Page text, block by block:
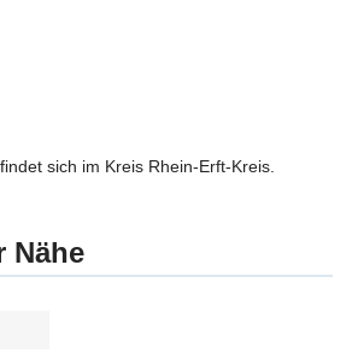
sich im Kreis Rhein-Erft-Kreis.
Nähe